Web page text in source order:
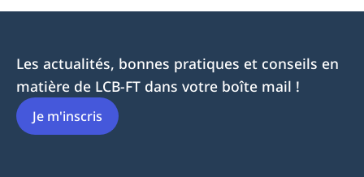
Les actualités, bonnes pratiques et conseils en
matière de LCB-FT dans votre boîte mail !
Je m'inscris